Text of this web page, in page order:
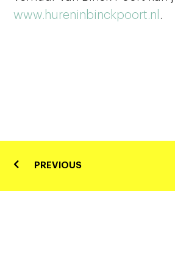
www.hureninbinckpoort.nl .
PREVIOUS